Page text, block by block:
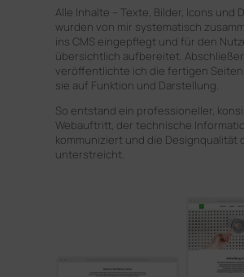
Alle Inhalte – Texte, Bilder, Icons und
wurden von mir systematisch
ins CMS eingepflegt und für den
übersichtlich aufbereitet.
veröffentlichte ich die fertigen
sie auf Funktion und Darstellung.
So entstand ein professioneller,
Webauftritt, der technische
kommuniziert und die Designqualität
unterstreicht.